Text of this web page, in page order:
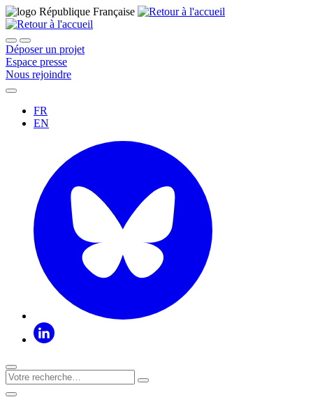
Déposer un projet
Espace presse
Nous rejoindre
FR
EN